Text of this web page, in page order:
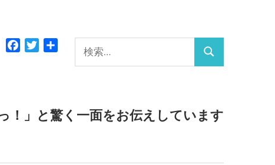
索:
検
Facebook
Twitter
！」と驚く一面をお伝えしています